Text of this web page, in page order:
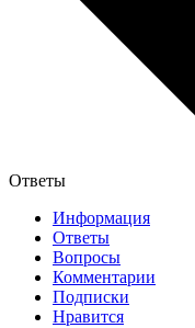
Ответы
Информация
Ответы
Вопросы
Комментарии
Подписки
Нравится